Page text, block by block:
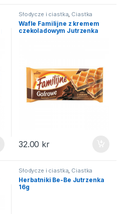
Słodycze i ciastka, Ciastka
Wafle Familijne z kremem
czekoladowym Jutrzenka
32.00 kr
Słodycze i ciastka, Ciastka
Herbatniki Be-Be Jutrzenka
16g